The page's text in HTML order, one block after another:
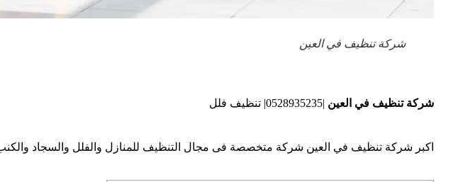
شركة تنظيف في العين
شركة تنظيف في العين |0528935235| تنظيف فلل
اكبر شركة تنظيف في العين شركة متخصصة فى مجال التنظيف للمنازل والفلل والسجاد